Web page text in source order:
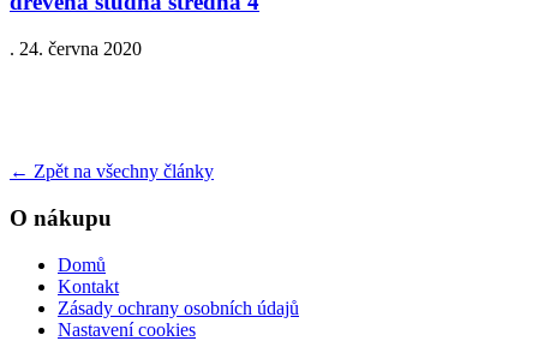
. 24. června 2020
← Zpět na všechny články
O nákupu
Domů
Kontakt
Zásady ochrany osobních údajů
Nastavení cookies